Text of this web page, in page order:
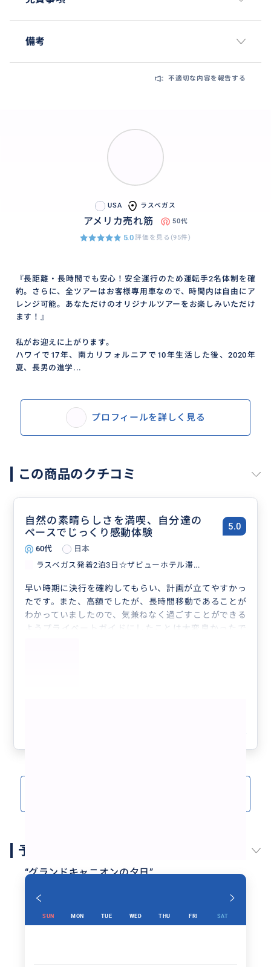
備考
不適切な内容を報告する
USA ラスベガス
アメリカ売れ筋 50代
5.0評価を見る(95件)
『長距離・長時間でも安心！安全運行のため運転手2名体制を確
約。さらに、全ツアーはお客様専用車なので、時間内は自由にア
レンジ可能。あなただけのオリジナルツアーをお楽しみいただけ
ます！』
私がお迎えに上がります。
ハワイで17年、南カリフォルニアで10年生活した後、2020年
夏、長男の進学...
プロフィールを詳しく見る
この商品のクチコミ
自然の素晴らしさを満喫、自分達の
ペースでじっくり感動体験
5.0
60代
日本
ラスベガス発着2泊3日☆ザビューホテル滞...
早い時期に決行を確約してもらい、計画が立てやすかっ
たです。また、高額でしたが、長時間移動であることが
わかっていましたので、気兼ねなく過ごすことができる
ようプライベートガイドにしたことは大変良かったで
“グランドキャニオンの夕日”
予約スケジュール
SUN MON TUE WED THU FRI SAT